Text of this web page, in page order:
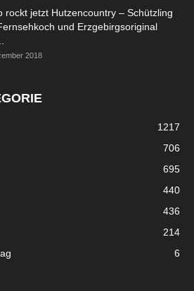
rockt jetzt Hutzencountry – Schützling
und Erzgebirgsoriginal
2018
1217
706
695
440
436
214
6